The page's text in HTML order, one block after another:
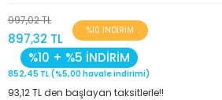
997,02 TL
897,32 TL
%10 İNDİRİM
%10 + %5 İNDİRİM
852,45 TL (%5,00 havale indirimi)
93,12 TL den başlayan taksitlerle!!